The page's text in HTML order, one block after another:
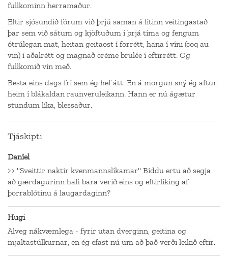
fullkominn herramaður.
Eftir sjósundið fórum við þrjú saman á lítinn veitingastað
þar sem við sátum og kjöftuðum í þrjá tíma og fengum
ótrúlegan mat, heitan geitaost í forrétt, hana í víni (coq au
vin) í aðalrétt og magnað créme brulée í eftirrétt. Og
fullkomið vín með.
Besta eins dags frí sem ég hef átt. En á morgun sný ég aftur
heim í blákaldan raunveruleikann. Hann er nú ágætur
stundum líka, blessaður.
Tjáskipti
Daníel
>> "Sveittir naktir kvenmannslíkamar" Bíddu ertu að segja
að gærdagurinn hafi bara verið eins og eftirlíking af
þorrablótinu á laugardaginn?
Hugi
Alveg nákvæmlega - fyrir utan dverginn, geitina og
mjaltastúlkurnar, en ég efast nú um að það verði leikið eftir.